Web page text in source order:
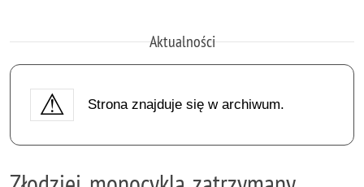
Aktualności
Strona znajduje się w archiwum.